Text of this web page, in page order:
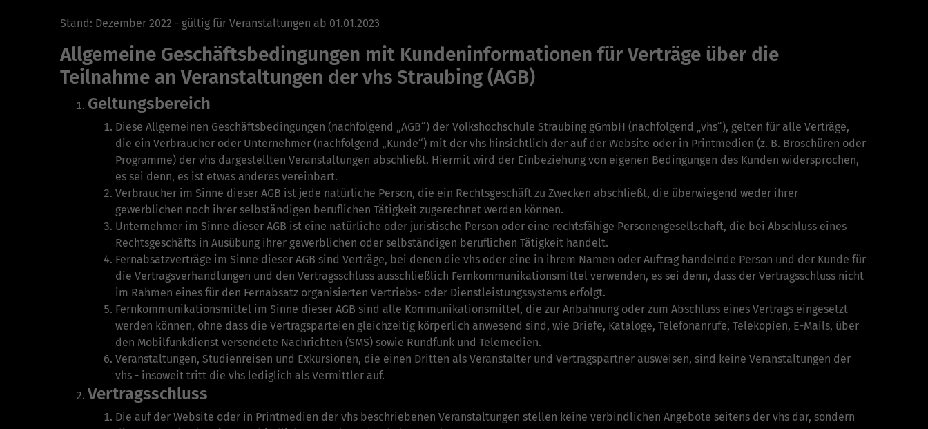
Stand: Dezember 2022 - gültig für Veranstaltungen ab 01.01.2023
Allgemeine Geschäftsbedingungen mit Kundeninformationen für Verträge über die
Teilnahme an Veranstaltungen der vhs Straubing (AGB)
Geltungsbereich
Diese Allgemeinen Geschäftsbedingungen (nachfolgend „AGB“) der Volkshochschule Straubing gGmbH (nachfolgend „vhs“), gelten für alle Verträge,
die ein Verbraucher oder Unternehmer (nachfolgend „Kunde“) mit der vhs hinsichtlich der auf der Website oder in Printmedien (z. B. Broschüren oder
Programme) der vhs dargestellten Veranstaltungen abschließt. Hiermit wird der Einbeziehung von eigenen Bedingungen des Kunden widersprochen,
es sei denn, es ist etwas anderes vereinbart.
Verbraucher im Sinne dieser AGB ist jede natürliche Person, die ein Rechtsgeschäft zu Zwecken abschließt, die überwiegend weder ihrer
gewerblichen noch ihrer selb­ständigen beruflichen Tätigkeit zugerechnet werden können.
Unternehmer im Sinne dieser AGB ist eine natürliche oder juristische Person oder eine rechtsfähige Personengesellschaft, die bei Abschluss eines
Rechtsgeschäfts in Ausübung ihrer gewerblichen oder selbständigen beruflichen Tätigkeit handelt.
Fernabsatzverträge im Sinne dieser AGB sind Verträge, bei denen die vhs oder eine in ihrem Namen oder Auftrag handelnde Person und der Kunde für
die Vertrags­verhandlungen und den Vertragsschluss ausschließlich Fern­kommunikationsmittel verwenden, es sei denn, dass der Vertragsschluss nicht
im Rahmen eines für den Fernabsatz organisierten Vertriebs- oder Dienstleistungssystems erfolgt.
Fernkommunikationsmittel im Sinne dieser AGB sind alle Kommunikationsmittel, die zur Anbahnung oder zum Abschluss eines Vertrags eingesetzt
werden können, ohne dass die Vertragsparteien gleichzeitig körperlich anwesend sind, wie Briefe, Kata­loge, Telefonanrufe, Telekopien, E-Mails, über
den Mobilfunkdienst versendete Nachrichten (SMS) sowie Rundfunk und Telemedien.
Veranstaltungen, Studienreisen und Exkursionen, die einen Dritten als Veranstalter und Ver­trags­partner ausweisen, sind keine Veranstaltungen der
vhs - insoweit tritt die vhs lediglich als Vermittler auf.
Vertragsschluss
Die auf der Website oder in Printmedien der vhs beschriebenen Veranstaltungen stellen keine verbindlichen Angebote seitens der vhs dar, sondern